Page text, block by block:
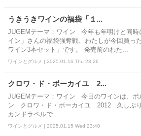
うきうきワインの福袋「１...
JUGEMテーマ：ワイン 今年も年明けと同時
イン」さんの福袋強奪戦、わたしが今回買っ
ワイン3本セット」です。 発売前のわた...
ワインとグルメ | 2025.01.16 Thu 23:26
クロワ・ド・ボーカイユ 2...
JUGEMテーマ：ワイン 今日のワインは、ボ
ン クロワ・ド・ボーカイユ 2012 久しぶり
カンドラベルで...
ワインとグルメ | 2025.01.15 Wed 23:40